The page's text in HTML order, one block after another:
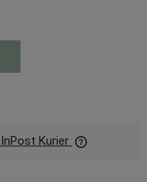
Kurier